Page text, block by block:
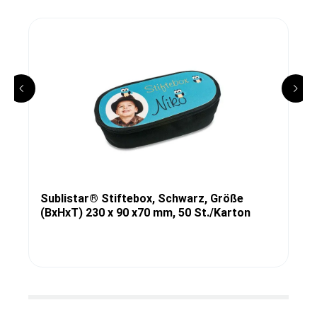
Sublistar® Stiftebox, Schwarz, Größe
(BxHxT) 230 x 90 x70 mm, 50 St./Karton